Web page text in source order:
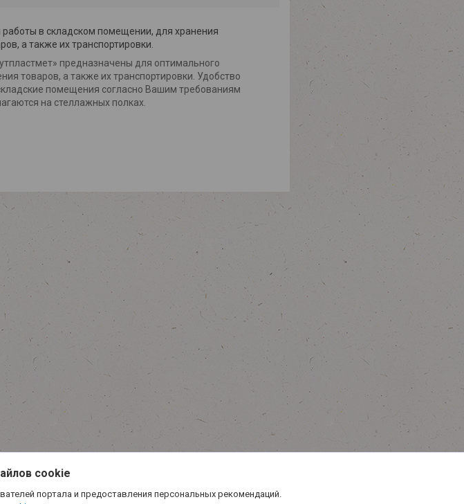
в складском помещении, для хранения
а также их транспортировки.
предназначены для оптимального
товаров, а также их транспортировки. Удобство
помещения согласно Вашим требованиям
на стеллажных полках.
cookie
портала и предоставления персональных рекомендаций.